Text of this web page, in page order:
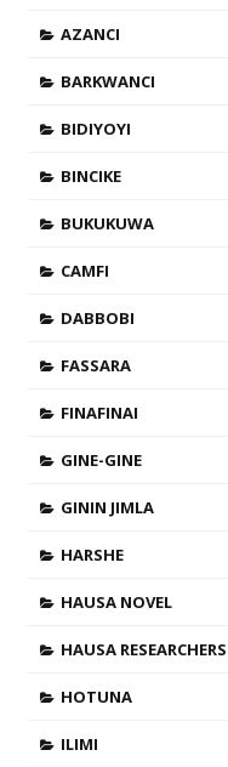
AZANCI
BARKWANCI
BIDIYOYI
BINCIKE
BUKUKUWA
CAMFI
DABBOBI
FASSARA
FINAFINAI
GINE-GINE
GININ JIMLA
HARSHE
HAUSA NOVEL
HAUSA RESEARCHERS
HOTUNA
ILIMI